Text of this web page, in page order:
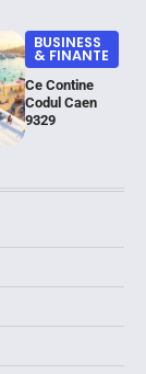
BUSINESS
& FINANTE
Ce Contine
Codul Caen
9329